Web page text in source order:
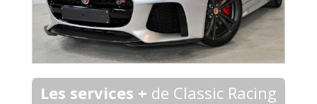
Les services + de Classic Racing